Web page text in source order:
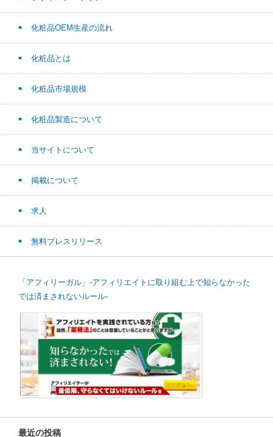
化粧品OEM生産の流れ
化粧品とは
化粧品市場規模
化粧品製造について
当サイトについて
掲載について
求人
無料プレスリリース
「アフィリーガル」-アフィリエイトに取り組む上で知らなかった
では済まされないルール-
最近の投稿